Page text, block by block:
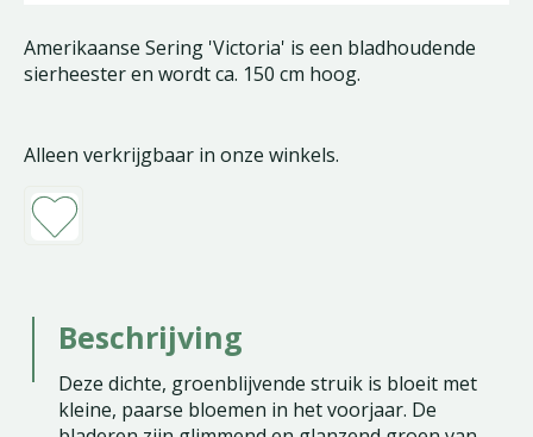
Amerikaanse Sering 'Victoria' is een bladhoudende
sierheester en wordt ca. 150 cm hoog.
Alleen verkrijgbaar in onze winkels.
Beschrijving
Deze dichte, groenblijvende struik is bloeit met
kleine, paarse bloemen in het voorjaar. De